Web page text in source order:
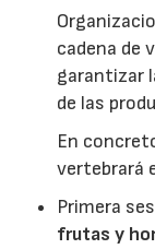
cadena de
garantizar
de las
En
vertebrará
Primera
frutas y